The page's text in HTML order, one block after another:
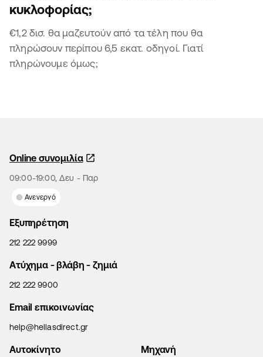
κυκλοφορίας;
€1,2 δισ. θα μαζευτούν από τα τέλη που θα
πληρώσουν περίπου 6,5 εκατ. οδηγοί. Γιατί
πληρώνουμε όμως;
Online συνομιλία
09:00-19:00, Δευ - Παρ
Ανενεργό
Εξυπηρέτηση
212 222 9999
Aτύχημα - βλάβη - ζημιά
212 222 9900
Email επικοινωνίας
help@hellasdirect.gr
Αυτοκίνητο Μηχανή